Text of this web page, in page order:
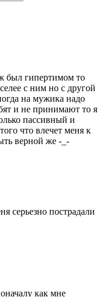
был гипертимом то
с ним но с другой
на мужика надо
и не принимают то я
пассивный и
что влечет меня к
верной же -_-
серьезно пострадали
как мне